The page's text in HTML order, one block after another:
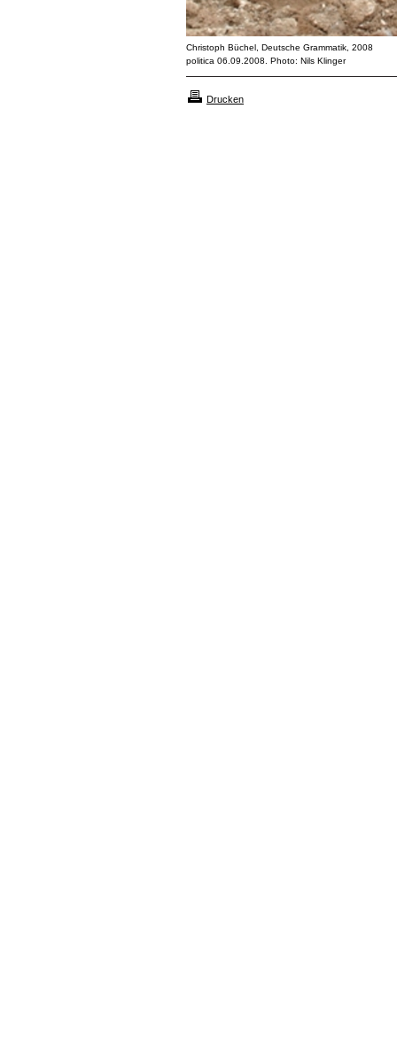
Christoph Büchel, Deutsche Grammatik, 2008
politica 06.09.2008. Photo: Nils Klinger
Drucken